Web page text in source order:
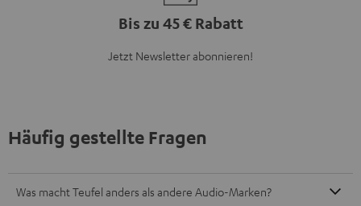
Bis zu 45 € Rabatt
Jetzt Newsletter abonnieren!
Häufig gestellte Fragen
Was macht Teufel anders als andere Audio-Marken?